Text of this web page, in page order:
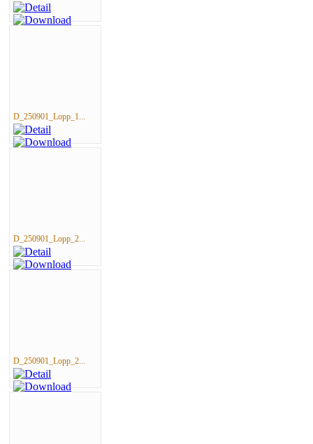
D_250901_Lopp_1...
D_250901_Lopp_2...
D_250901_Lopp_2...